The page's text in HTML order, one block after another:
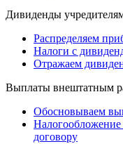
Дивиденды
Распределяем
Налоги с
Отражаем
Выплаты внештатным
Обосновываем
договору